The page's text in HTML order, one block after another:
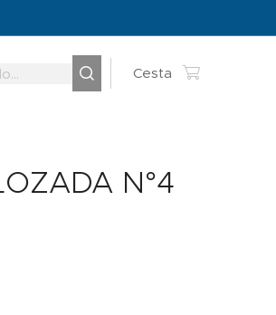
Cesta
N°4